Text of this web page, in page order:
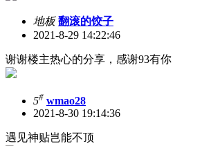
地板 翻滚的饺子
2021-8-29 14:22:46
谢谢楼主热心的分享，感谢93有你
5# wmao28
2021-8-30 19:14:36
遇见神贴岂能不顶